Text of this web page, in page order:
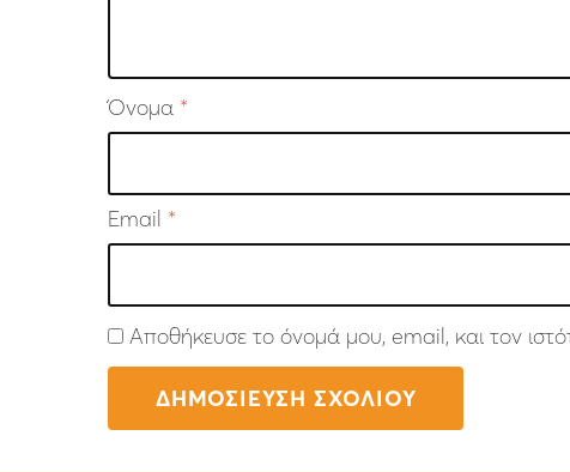
Όνομα *
Email *
Αποθήκευσε το όνομά μου, email, και τον